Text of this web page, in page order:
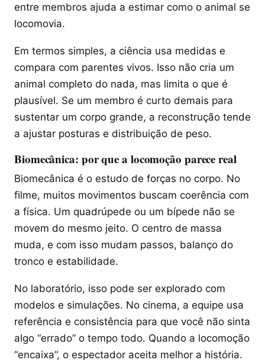
entre membros ajuda a estimar como o animal se
locomovia.
Em termos simples, a ciência usa medidas e
compara com parentes vivos. Isso não cria um
animal completo do nada, mas limita o que é
plausível. Se um membro é curto demais para
sustentar um corpo grande, a reconstrução tende
a ajustar posturas e distribuição de peso.
Biomecânica: por que a locomoção parece real
Biomecânica é o estudo de forças no corpo. No
filme, muitos movimentos buscam coerência com
a física. Um quadrúpede ou um bípede não se
movem do mesmo jeito. O centro de massa
muda, e com isso mudam passos, balanço do
tronco e estabilidade.
No laboratório, isso pode ser explorado com
modelos e simulações. No cinema, a equipe usa
referência e consistência para que você não sinta
algo “errado” o tempo todo. Quando a locomoção
“encaixa”, o espectador aceita melhor a história.